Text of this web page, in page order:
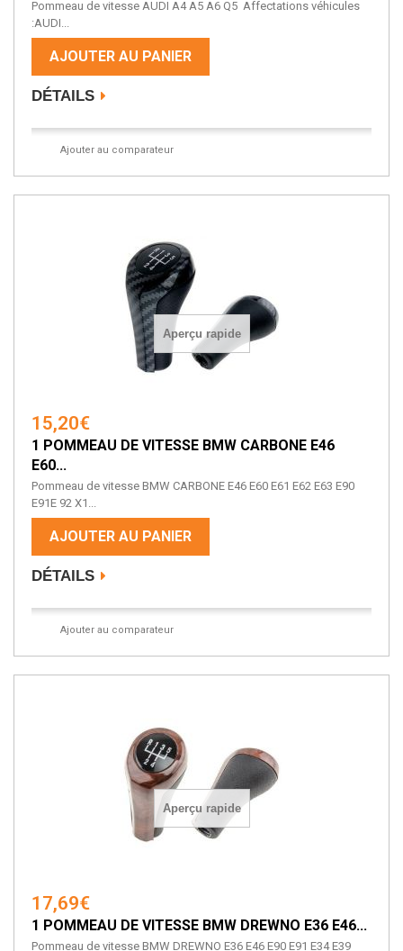
Pommeau de vitesse AUDI A4 A5 A6 Q5 Affectations véhicules
:AUDI...
AJOUTER AU PANIER
DÉTAILS
Ajouter au comparateur
Aperçu rapide
15,20€
1 POMMEAU DE VITESSE BMW CARBONE E46
E60...
Pommeau de vitesse BMW CARBONE E46 E60 E61 E62 E63 E90
E91E 92 X1...
AJOUTER AU PANIER
DÉTAILS
Ajouter au comparateur
Aperçu rapide
17,69€
1 POMMEAU DE VITESSE BMW DREWNO E36 E46...
Pommeau de vitesse BMW DREWNO E36 E46 E90 E91 E34 E39